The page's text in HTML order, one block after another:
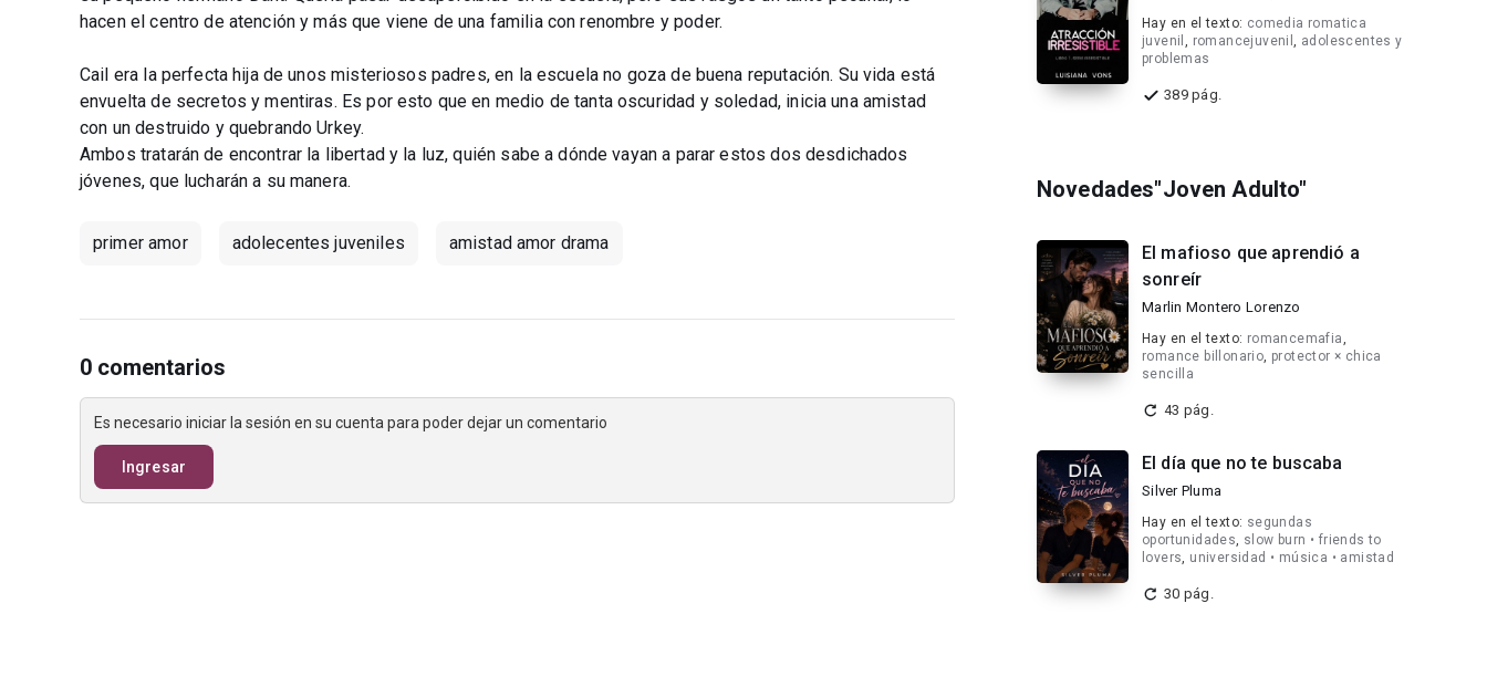
hacen el centro de atención y más que viene de una familia con renombre y poder.
Cail era la perfecta hija de unos misteriosos padres, en la escuela no goza de buena reputación. Su vida está
envuelta de secretos y mentiras. Es por esto que en medio de tanta oscuridad y soledad, inicia una amistad
con un destruido y quebrando Urkey.
Ambos tratarán de encontrar la libertad y la luz, quién sabe a dónde vayan a parar estos dos desdichados
jóvenes, que lucharán a su manera.
primer amor adolecentes juveniles amistad amor drama
0 comentarios
Es necesario iniciar la sesión en su cuenta para poder dejar un comentario
Ingresar
Hay en el texto: comedia romatica
juvenil , romancejuvenil, adolescentes y
problemas
389 pág.
Novedades"Joven Adulto"
El mafioso que aprendió a
sonreír
Marlin Montero Lorenzo
Hay en el texto: romancemafia,
romance billonario, protector × chica
sencilla
43 pág.
El día que no te buscaba
Silver Pluma
Hay en el texto: segundas
oportunidades, slow burn • friends to
lovers, universidad • música • amistad
30 pág.